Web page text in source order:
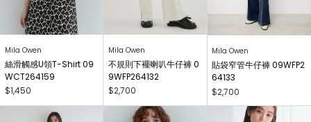
Mila Owen
絲滑觸感U領T-Shirt 09
WCT264159
$1,450
Mila Owen
不規則下襬喇叭牛仔褲 0
9WFP264132
$2,700
Mila Owen
貼袋窄管牛仔褲 09WFP2
64133
$2,700